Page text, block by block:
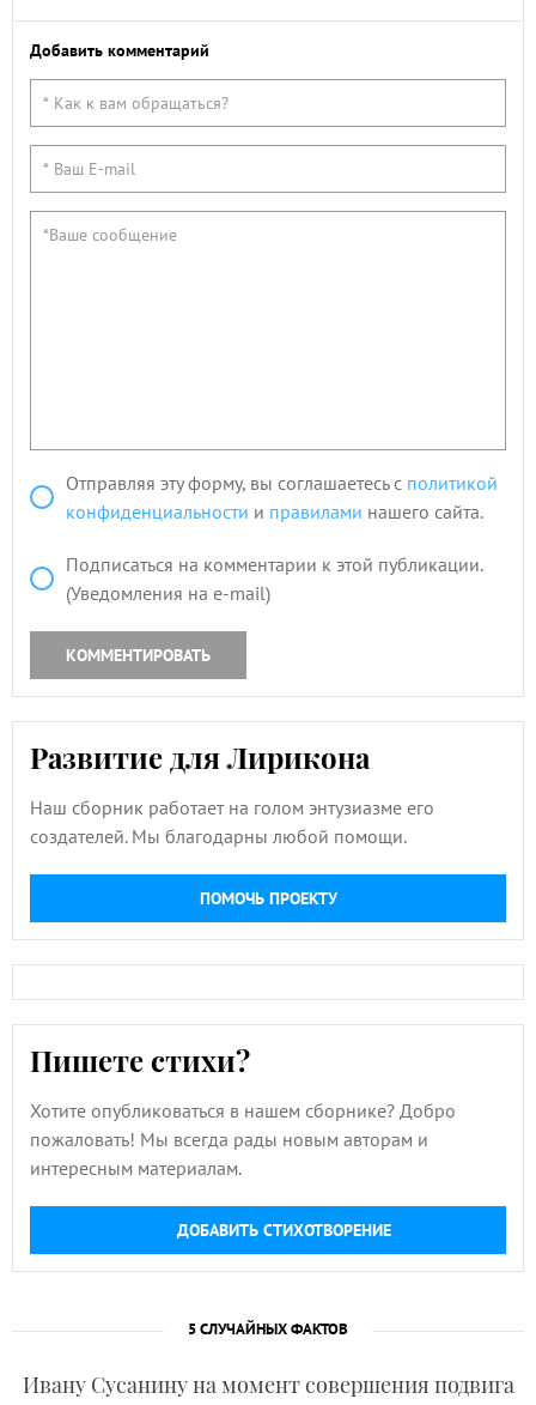
Добавить комментарий
Отправляя эту форму, вы соглашаетесь с политикой
конфиденциальности и правилами нашего сайта.
Подписаться на комментарии к этой публикации.
(Уведомления на e-mail)
КОММЕНТИРОВАТЬ
Развитие для Лирикона
Наш сборник работает на голом энтузиазме его
создателей. Мы благодарны любой помощи.
ПОМОЧЬ ПРОЕКТУ
Пишете стихи?
Хотите опубликоваться в нашем сборнике? Добро
пожаловать! Мы всегда рады новым авторам и
интересным материалам.
ДОБАВИТЬ СТИХОТВОРЕНИЕ
5 СЛУЧАЙНЫХ ФАКТОВ
Ивану Сусанину на момент совершения подвига